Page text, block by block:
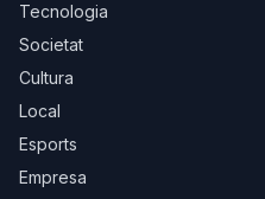
Tecnologia
Societat
Cultura
Local
Esports
Empresa